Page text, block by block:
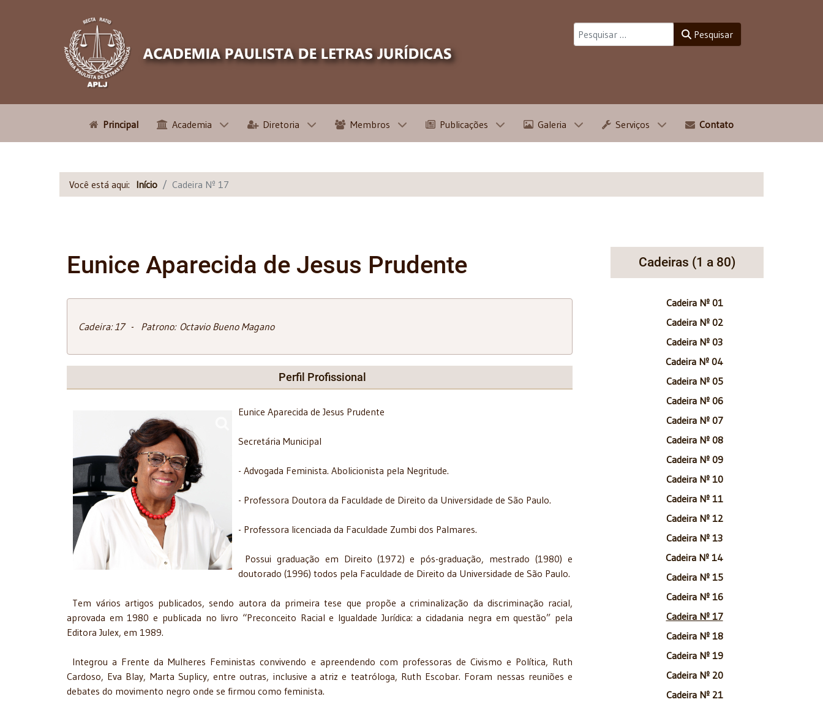
Pesquisar
Principal Academia Diretoria Membros Publicações Galeria Serviços Contato
Você está aqui: Início Cadeira Nº 17
Eunice Aparecida de Jesus Prudente
Cadeira: 17 - Patrono: Octavio Bueno Magano
Perfil Profissional
Eunice Aparecida de Jesus Prudente
Secretária Municipal
- Advogada Feminista. Abolicionista pela Negritude.
- Professora Doutora da Faculdade de Direito da Universidade de São Paulo.
- Professora licenciada da Faculdade Zumbi dos Palmares.
Possui graduação em Direito (1972) e pós-graduação, mestrado (1980) e
doutorado (1996) todos pela Faculdade de Direito da Universidade de São Paulo.
Tem vários artigos publicados, sendo autora da primeira tese que propõe a criminalização da discriminação racial,
aprovada em 1980 e publicada no livro “Preconceito Racial e Igualdade Jurídica: a cidadania negra em questão” pela
Editora Julex, em 1989.
Integrou a Frente da Mulheres Feministas convivendo e apreendendo com professoras de Civismo e Política, Ruth
Cardoso, Eva Blay, Marta Suplicy, entre outras, inclusive a atriz e teatróloga, Ruth Escobar. Foram nessas reuniões e
debates do movimento negro onde se firmou como feminista.
Cadeiras (1 a 80)
Cadeira Nº 01
Cadeira Nº 02
Cadeira Nº 03
Cadeira Nº 04
Cadeira Nº 05
Cadeira Nº 06
Cadeira Nº 07
Cadeira Nº 08
Cadeira Nº 09
Cadeira Nº 10
Cadeira Nº 11
Cadeira Nº 12
Cadeira Nº 13
Cadeira Nº 14
Cadeira Nº 15
Cadeira Nº 16
Cadeira Nº 17
Cadeira Nº 18
Cadeira Nº 19
Cadeira Nº 20
Cadeira Nº 21